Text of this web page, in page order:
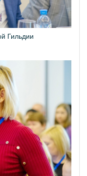
Гильдии